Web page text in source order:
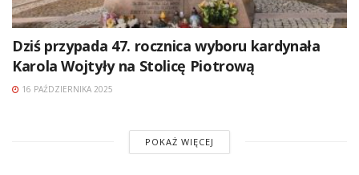
Dziś przypada 47. rocznica wyboru kardynała
Karola Wojtyły na Stolicę Piotrową
16 PAŹDZIERNIKA 2025
POKAŻ WIĘCEJ